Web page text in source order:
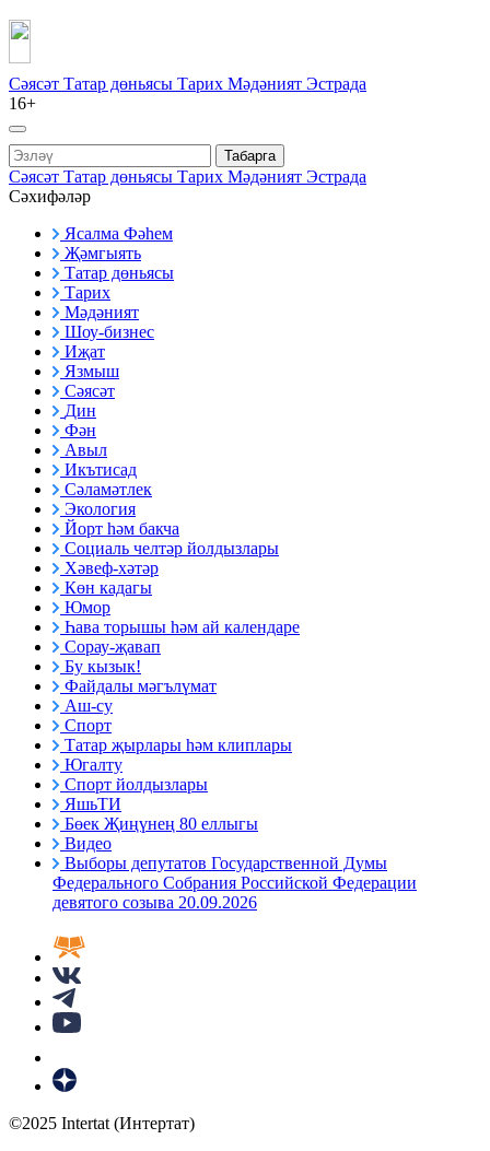
Сәясәт Татар дөньясы Тарих Мәдәният Эстрада
16+
Табарга
Сәясәт Татар дөньясы Тарих Мәдәният Эстрада
Сәхифәләр
Ясалма Фәһем
Җәмгыять
Татар дөньясы
Тарих
Мәдәният
Шоу-бизнес
Иҗат
Язмыш
Сәясәт
Дин
Фән
Авыл
Икътисад
Сәламәтлек
Экология
Йорт һәм бакча
Социаль челтәр йолдызлары
Хәвеф-хәтәр
Көн кадагы
Юмор
Һава торышы һәм ай календаре
Сорау-җавап
Бу кызык!
Файдалы мәгълүмат
Аш-су
Спорт
Татар җырлары һәм клиплары
Югалту
Спорт йолдызлары
ЯшьТИ
Бөек Җиңүнең 80 еллыгы
Видео
Выборы депутатов Государственной Думы
Федерального Собрания Российской Федерации
девятого созыва 20.09.2026
©2025 Intertat (Интертат)